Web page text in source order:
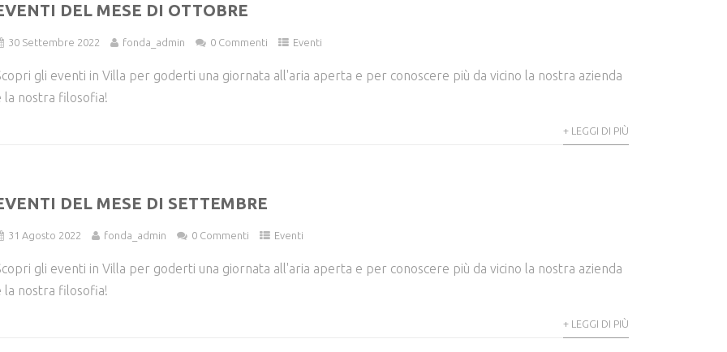
DEL MESE DI OTTOBRE
30 Settembre 2022 fonda_admin 0 Commenti Eventi
gli eventi in Villa per goderti una giornata all'aria aperta e per conoscere più da vicino la nostra azienda
la nostra filosofia!
+ LEGGI DI PIÙ
DEL MESE DI SETTEMBRE
31 Agosto 2022 fonda_admin 0 Commenti Eventi
gli eventi in Villa per goderti una giornata all'aria aperta e per conoscere più da vicino la nostra azienda
la nostra filosofia!
+ LEGGI DI PIÙ